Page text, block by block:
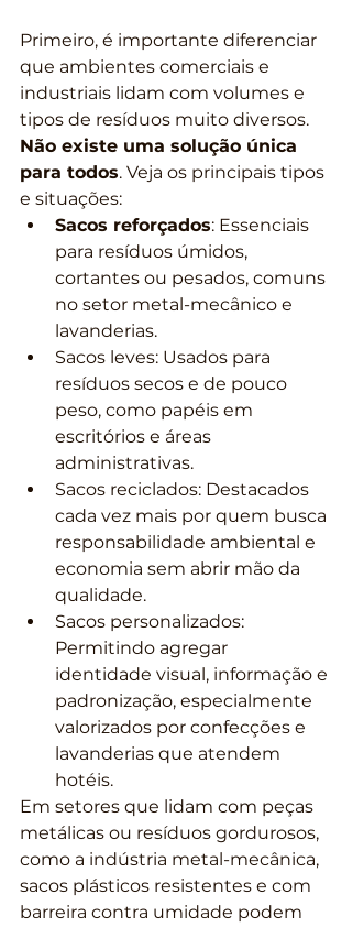
Primeiro, é importante diferenciar
que ambientes comerciais e
industriais lidam com volumes e
tipos de resíduos muito diversos.
Não existe uma solução única
para todos. Veja os principais tipos
e situações:
Sacos reforçados: Essenciais
para resíduos úmidos,
cortantes ou pesados, comuns
no setor metal-mecânico e
lavanderias.
Sacos leves: Usados para
resíduos secos e de pouco
peso, como papéis em
escritórios e áreas
administrativas.
Sacos reciclados: Destacados
cada vez mais por quem busca
responsabilidade ambiental e
economia sem abrir mão da
qualidade.
Sacos personalizados:
Permitindo agregar
identidade visual, informação e
padronização, especialmente
valorizados por confecções e
lavanderias que atendem
hotéis.
Em setores que lidam com peças
metálicas ou resíduos gordurosos,
como a indústria metal-mecânica,
sacos plásticos resistentes e com
barreira contra umidade podem